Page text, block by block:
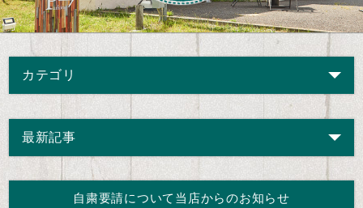
カテゴリ
最新記事
自粛要請について当店からのお知らせ